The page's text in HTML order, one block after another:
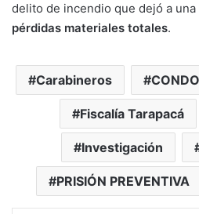
delito de incendio que dejó a
pérdidas materiales totales.
Carabineros
Fiscalía Tarapacá
Investigación
PRISIÓN PREVENTIVA